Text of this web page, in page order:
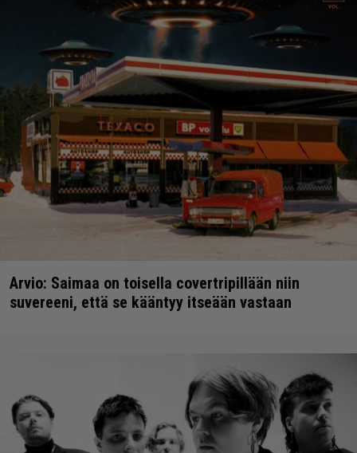
Arvio: Saimaa on toisella covertripillään niin
suvereeni, että se kääntyy itseään vastaan